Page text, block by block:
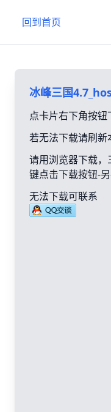
回到首页
冰峰三国
点卡片右下角按钮
若无法下载请刷新
请用浏览器下载
键点击下载按钮-
无法下载可联系